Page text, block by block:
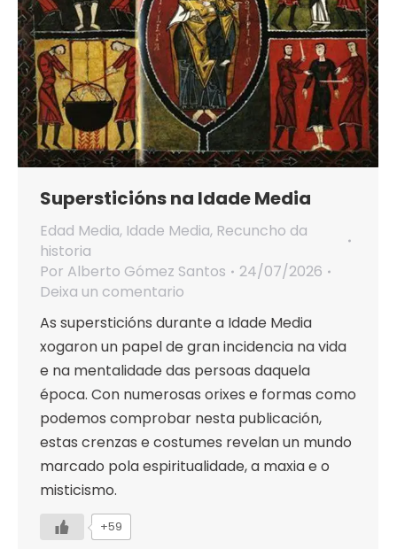
Supersticións na Idade Media
Edad Media, Idade Media, Recuncho da
historia
Por Alberto Gómez Santos
24/07/2026
Deixa un comentario
As supersticións durante a Idade Media
xogaron un papel de gran incidencia na vida
e na mentalidade das persoas daquela
época. Con numerosas orixes e formas como
podemos comprobar nesta publicación,
estas crenzas e costumes revelan un mundo
marcado pola espiritualidade, a maxia e o
misticismo.
+59